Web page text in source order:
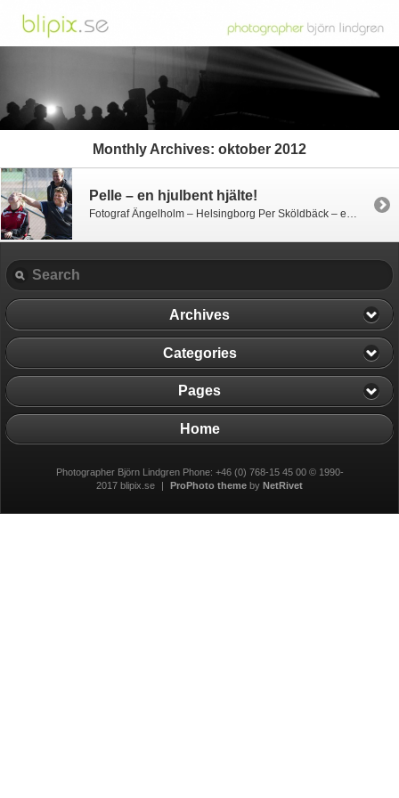
Monthly Archives: oktober 2012
Pelle – en hjulbent hjälte!
Fotograf Ängelholm – Helsingborg Per Sköldbäck – en sann hjälte! Pelle arbetar som fritidspedagog på en skola i nordvästra skåne. På fritiden tar han sig an ungdomar som av olika anledningar sitter i rullstol. Han lär ungdomarna att ta sig fram på bästa sätt, att åka rulltrappa, ta sig ner för trappor, upp för trappor, […]
Archives
Categories
Pages
Home
Photographer Björn Lindgren Phone: +46 (0) 768-15 45 00 © 1990-
2017 blipix.se
ProPhoto themeby NetRivet